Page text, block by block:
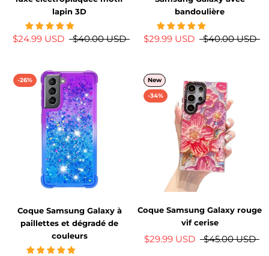
lapin 3D
$24.99 USD $40.00 USD
bandoulière
$29.99 USD $40.00 USD
-26%
Coque Samsung Galaxy à
paillettes et dégradé de
couleurs
New
-34%
Coque Samsung Galaxy rouge
vif cerise
$29.99 USD $45.00 USD